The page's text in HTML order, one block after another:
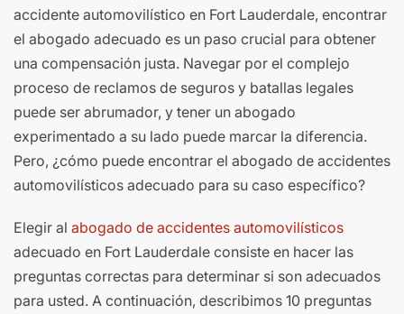
accidente automovilístico en Fort Lauderdale, encontrar
el abogado adecuado es un paso crucial para obtener
una compensación justa. Navegar por el complejo
proceso de reclamos de seguros y batallas legales
puede ser abrumador, y tener un abogado
experimentado a su lado puede marcar la diferencia.
Pero, ¿cómo puede encontrar el abogado de accidentes
automovilísticos adecuado para su caso específico?
Elegir al abogado de accidentes automovilísticos
adecuado en Fort Lauderdale consiste en hacer las
preguntas correctas para determinar si son adecuados
para usted. A continuación, describimos 10 preguntas